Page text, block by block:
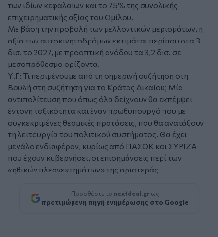
των ιδίων κεφαλαίων και το 75% της συνολικής
επιχειρηματικής αξίας του Ομίλου.
Με βάση την προβολή των μελλοντικών μερισμάτων, η
αξία των αυτοκινητοδρόμων εκτιμάται περίπου στα 3
δισ. το 2027, με προοπτική ανόδου τα 3,2 δισ. σε
μεσοπρόθεσμο ορίζοντα.
Υ.Γ: Τι περιμένουμε από τη σημερινή συζήτηση στη
Βουλή στη συζήτηση για το Κράτος Δικαίου; Μία
αντιπολίτευση που όπως όλα δείχνουν θα εκπέμψει
έντονη τοξικότητα και έναν πρωθυπουργό που με
συγκεκριμένες θεσμικές προτάσεις, που θα ανατάξουν
τη λειτουργία του πολιτικού συστήματος. Θα έχει
μεγάλο ενδιαφέρον, κυρίως από ΠΑΣΟΚ και ΣΥΡΙΖΑ
που έχουν κυβερνήσει, οι επισημάνσεις περί των
«ηθικών πλεονεκτημάτων» της αριστεράς.
Προσθέστε το nextdeal.gr ως
προτιμώμενη πηγή ενημέρωσης στο Google